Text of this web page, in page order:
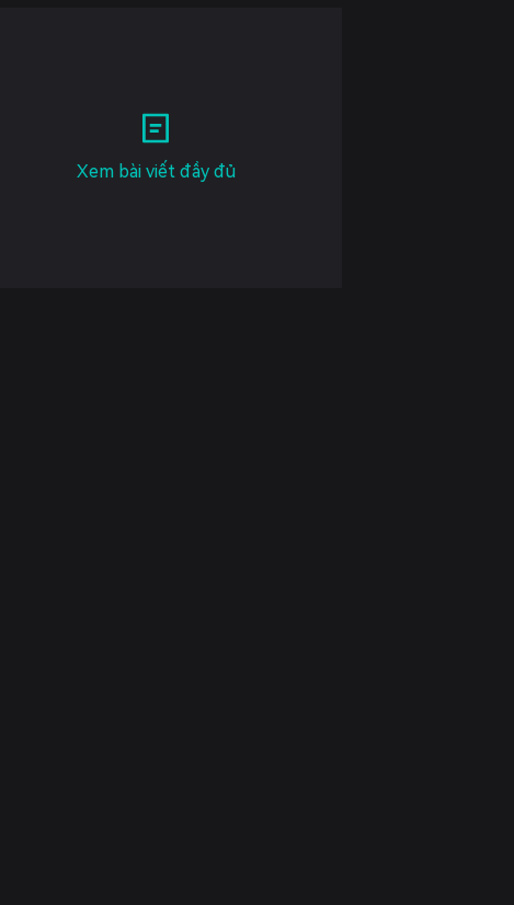
Xem bài viết đầy đủ